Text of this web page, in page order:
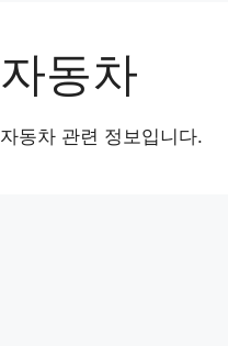
자동차
자동차 관련 정보입니다.